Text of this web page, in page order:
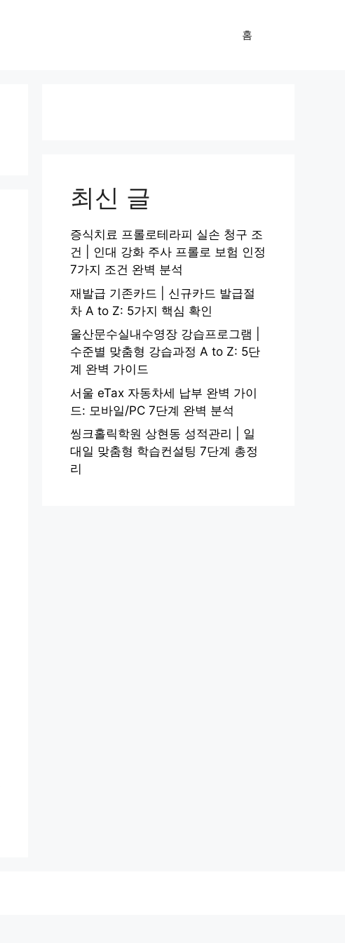
홈
최신 글
증식치료 프롤로테라피 실손 청구 조
건 | 인대 강화 주사 프롤로 보험 인정
7가지 조건 완벽 분석
재발급 기존카드 | 신규카드 발급절
차 A to Z: 5가지 핵심 확인
울산문수실내수영장 강습프로그램 |
수준별 맞춤형 강습과정 A to Z: 5단
계 완벽 가이드
서울 eTax 자동차세 납부 완벽 가이
드: 모바일/PC 7단계 완벽 분석
씽크홀릭학원 상현동 성적관리 | 일
대일 맞춤형 학습컨설팅 7단계 총정
리